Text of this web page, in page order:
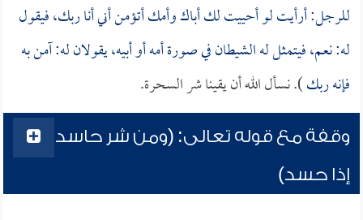
للرجل: أرأيت لو أحييت لك أباك وأمك أتؤمن أني أنا ربك، فيقول
له: نعم، فيتمثل له الشيطان في صورة أمه أو أبيه، يقولان له: آمن به
فإنه ربك). نسأل الله أن يقينا شر السحرة.
وقفة مع قوله تعالى: (ومن شر حاسد
إذا حسد)